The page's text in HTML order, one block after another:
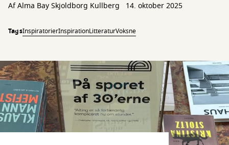
AfAlma Bay Skjoldborg Kullberg 14. oktober 2025
TagsInspiratorierInspirationLitteraturVoksne